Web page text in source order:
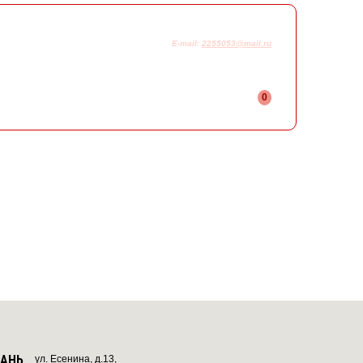
E-mail: 2255053@mail.ru
0
ул. Есенина, д.13,